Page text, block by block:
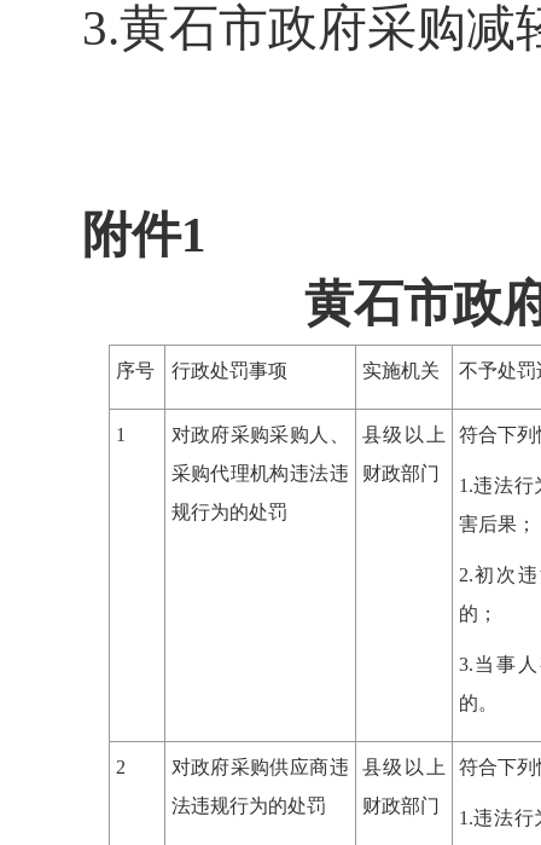
3.黄石市政府采购减
附件1
黄石市政
序号 行政处罚事项 实施机关 不予处罚
1
对政府采购采购人、
采购代理机构违法违
规行为的处罚
县级以上
财政部门
符合下列
1.违法
害后果；
2.初次
的；
3.当事
的。
2
对政府采购供应商违
法违规行为的处罚
县级以上
财政部门
符合下列
1.违法